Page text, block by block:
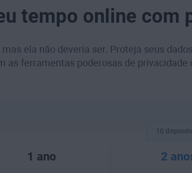
tempo online com
ela não deveria ser. Proteja seus
as ferramentas poderosas de privacidade
10
1 ano 2